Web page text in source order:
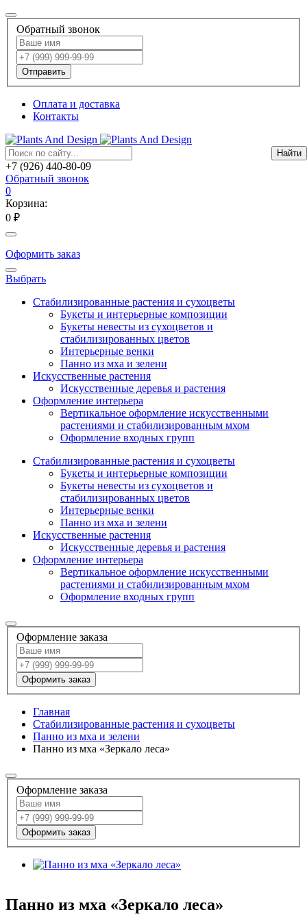
Обратный звонок
Отправить
Оплата и доставка
Контакты
+7 (926) 440-80-09
Обратный звонок
0
Корзина:
0 ₽
Оформить заказ
Выбрать
Стабилизированные растения и сухоцветы
Букеты и интерьерные композиции
Букеты невесты из сухоцветов и
стабилизированных цветов
Интерьерные венки
Панно из мха и зелени
Искусственные растения
Искусственные деревья и растения
Оформление интерьера
Вертикальное оформление искусственными
растениями и стабилизированным мхом
Оформление входных групп
Стабилизированные растения и сухоцветы
Букеты и интерьерные композиции
Букеты невесты из сухоцветов и
стабилизированных цветов
Интерьерные венки
Панно из мха и зелени
Искусственные растения
Искусственные деревья и растения
Оформление интерьера
Вертикальное оформление искусственными
растениями и стабилизированным мхом
Оформление входных групп
Оформление заказа
Оформить заказ
Главная
Стабилизированные растения и сухоцветы
Панно из мха и зелени
Панно из мха «Зеркало леса»
Оформление заказа
Оформить заказ
Панно из мха «Зеркало леса»